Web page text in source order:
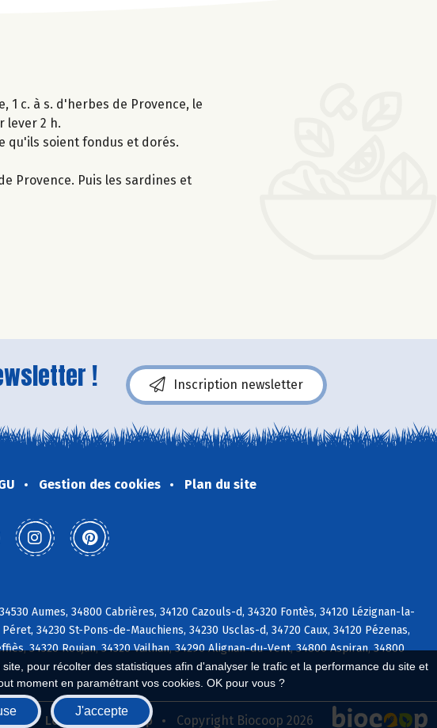
pour récolter des statistiques afin d'analyser le trafic et la performance du site et
moment en paramétrant vos cookies. OK pour vous ?
J'accepte
1 c. à s. d'herbes de Provence, le
lever 2 h.
qu'ils soient fondus et dorés.
Provence. Puis les sardines et
! Inscription newsletter
Gestion des cookies Plan du site
Aumes, 34800 Cabrières, 34120 Cazouls-d, 34320 Fontès, 34120 Lézignan-la-
34230 St-Pons-de-Mauchiens, 34230 Usclas-d, 34720 Caux, 34120 Pézenas,
34320 Roujan, 34320 Vailhan, 34290 Alignan-du-Vent, 34800 Aspiran, 34800
Le réseau Biocoop Copyright Biocoop 2026